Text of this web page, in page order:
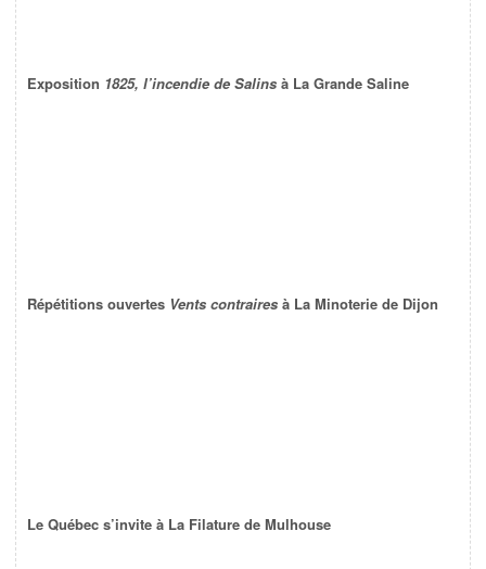
Exposition 1825, l’incendie de Salins à La Grande Saline
Répétitions ouvertes Vents contraires à La Minoterie de Dijon
Le Québec s’invite à La Filature de Mulhouse